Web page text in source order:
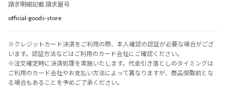
請求明細記載 請求屋号
official-goods-store
※クレジットカード決済をご利用の際、本人確認の認証が必要な場合がござ
います。認証方法などはご利用のカード会社にご確認ください。
※注文確定時に決済処理を実施いたします。代金引き落としのタイミングは
ご利用のカード会社やお支払い方法によって異なりますが、商品受取前とな
る場合もあることを予めご了承ください。